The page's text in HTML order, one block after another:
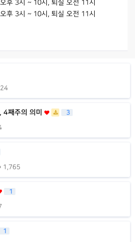
후 3시 ~ 10시, 퇴실 오전 11시
후 3시 ~ 10시, 퇴실 오전 11시
4째주의 의미 3
1,765
1
1